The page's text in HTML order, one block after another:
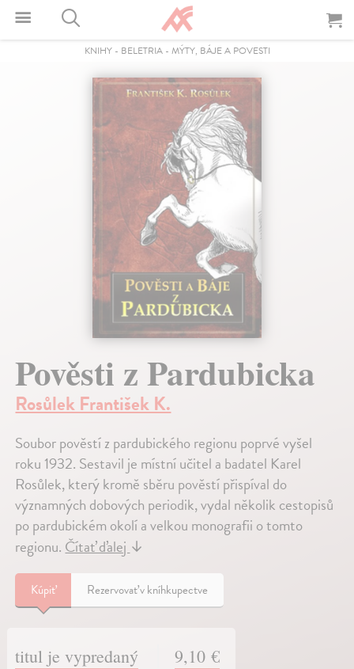
KNIHY- BELETRIA- MÝTY, BÁJE A POVESTI
Pověsti z Pardubicka
Rosůlek František K.
Soubor pověstí z pardubického regionu poprvé vyšel
roku 1932. Sestavil je místní učitel a badatel Karel
Rosůlek, který kromě sběru pověstí přispíval do
významných dobových periodik, vydal několik cestopisů
po pardubickém okolí a velkou monografii o tomto
regionu.Čítať ďalej↓
Kúpiť Rezervovať v kníhkupectve
titul je vypredaný 9,10 €